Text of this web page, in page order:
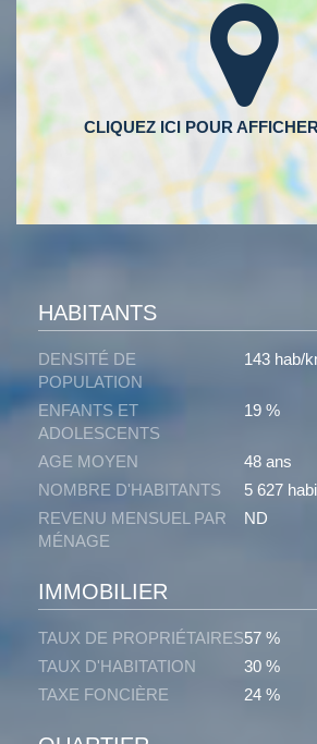
HABITANTS
DENSITÉ DE
POPULATION
143 hab/
ENFANTS ET
ADOLESCENTS
19 %
AGE MOYEN
48 ans
NOMBRE D'HABITANTS
5 627
REVENU MENSUEL PAR
MÉNAGE
ND
IMMOBILIER
TAUX DE PROPRIÉTAIRES57 %
TAUX D'HABITATION
30 %
TAXE FONCIÈRE
24 %